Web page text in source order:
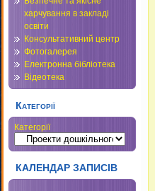
харчування в закладі
освіти
Консультативний центр
Фотогалерея
Електронна бібліотека
Відеотека
Категорії
Категорії
КАЛЕНДАР ЗАПИСІВ